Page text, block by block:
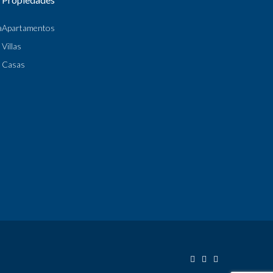
Apartamentos
Villas
Casas